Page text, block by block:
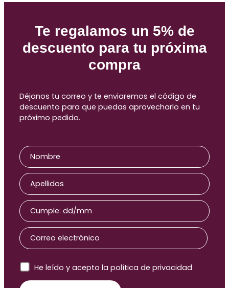
Vuelta al cole
Productos relaccionados
Te regalamos un 5% de
descuento para tu próxima
compra
Déjanos tu correo y te enviaremos el código de
descuento para que puedas aprovecharlo en tu
próximo pedido.
He leído y acepto la política de privacidad